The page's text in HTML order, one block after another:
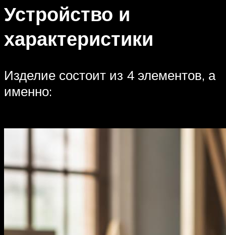
Устройство и
характеристики
Изделие состоит из 4 элементов, а
именно: